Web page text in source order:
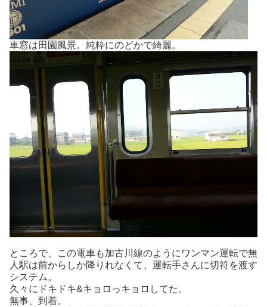
車窓は田園風景。純粋にのどかで綺麗。
ところで、この電車も加古川線のようにワンマン運転で無
人駅は前からしか降りれなくて、運転手さんに切符を渡す
システム。
久々にドキドキ&キョロっキョロしてた。
無事、到着。